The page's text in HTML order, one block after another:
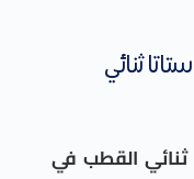
ثنائي
ثنائي القطب في